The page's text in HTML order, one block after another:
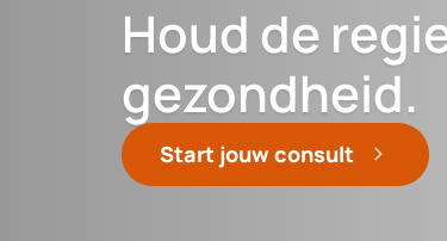
Houd de
gezondheid.
Start jouw consult